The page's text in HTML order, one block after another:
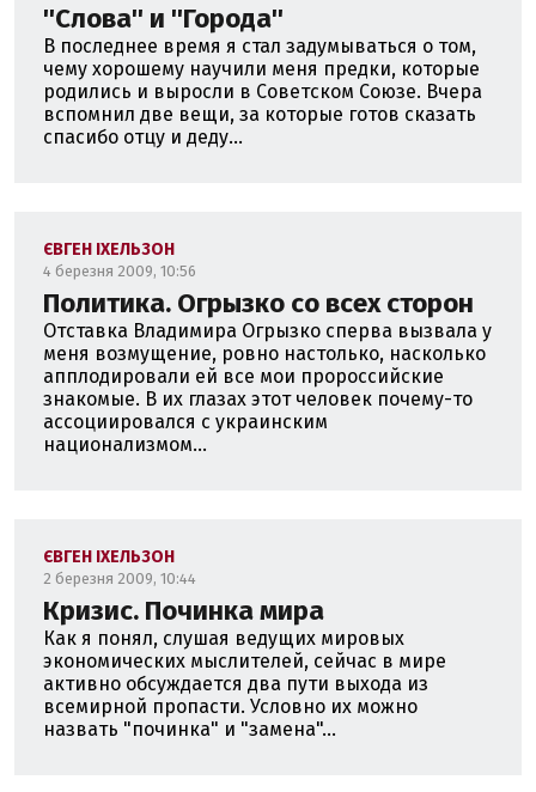
''Слова'' и ''Города''
В последнее время я стал задумываться о том,
чему хорошему научили меня предки, которые
родились и выросли в Советском Союзе. Вчера
вспомнил две вещи, за которые готов сказать
спасибо отцу и деду...
ЄВГЕН ІХЕЛЬЗОН
4 березня 2009, 10:56
Политика. Огрызко со всех сторон
Отставка Владимира Огрызко сперва вызвала у
меня возмущение, ровно настолько, насколько
апплодировали ей все мои пророссийские
знакомые. В их глазах этот человек почему-то
ассоциировался с украинским
национализмом...
ЄВГЕН ІХЕЛЬЗОН
2 березня 2009, 10:44
Кризис. Починка мира
Как я понял, слушая ведущих мировых
экономических мыслителей, сейчас в мире
активно обсуждается два пути выхода из
всемирной пропасти. Условно их можно
назвать "починка" и "замена"...